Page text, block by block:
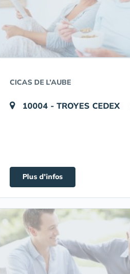
CICAS DE L’AUBE
10004 - TROYES CEDEX
Plus d'infos